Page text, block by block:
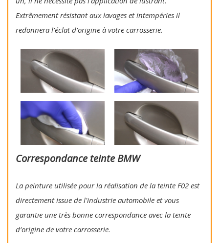
Extrêmement résistant aux lavages et intempéries il
redonnera l'éclat d'origine à votre carrosserie.
Correspondance teinte BMW
La peinture utilisée pour la réalisation de la teinte F02 est
directement issue de l'industrie automobile et vous
garantie une très bonne correspondance avec la teinte
d’origine de votre carrosserie.